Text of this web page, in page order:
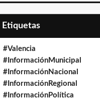
Etiquetas
#Valencia
#InformaciónMunicipal
#InformaciónNacional
#InformaciónRegional
#InformaciónPolítica